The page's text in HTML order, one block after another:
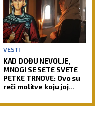
VESTI
KAD DOĐU NEVOLJE,
MNOGI SE SETE SVETE
PETKE TRNOVE: Ovo su
reči molitve koju joj